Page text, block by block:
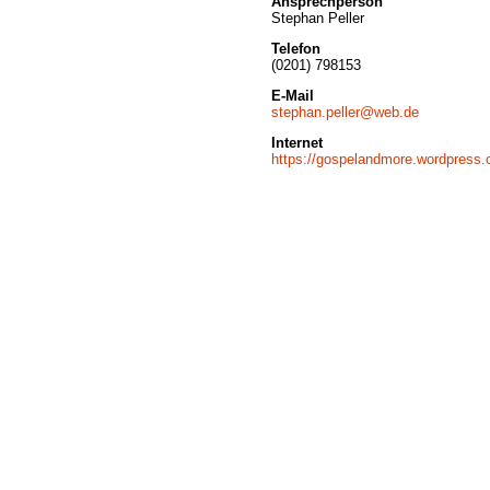
Stephan Peller
Telefon
(0201) 798153
E-Mail
stephan.peller@web.de
Internet
https://